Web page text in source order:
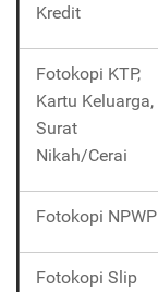
Kredit
Fotokopi KTP,
Kartu Keluarga,
Surat
Nikah/Cerai
Fotokopi NPWP
Fotokopi Slip